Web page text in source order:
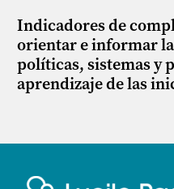
Indicadores de
orientar e informar
políticas, sistemas y
aprendizaje de las